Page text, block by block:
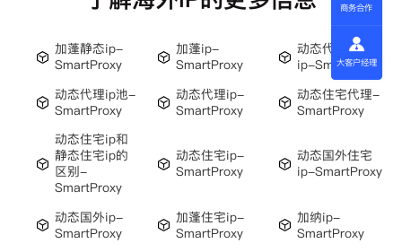
加蓬静态ip-
SmartProxy
加蓬ip-
SmartProxy
动态代理住宅
ip-SmartProxy
动态代理ip池-
SmartProxy
动态代理ip-
SmartProxy
动态住宅代理-
SmartProxy
动态住宅ip和
静态住宅ip的
区别-
SmartProxy
动态住宅ip-
SmartProxy
动态国外住宅
ip-SmartProxy
动态国外ip-
SmartProxy
加蓬住宅ip-
SmartProxy
加纳ip-
SmartProxy
商务合作
大客户经理